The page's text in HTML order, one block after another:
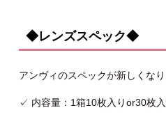
◆レンズスペック◆
アンヴィのスペックが新しくなり
✓ 内容量：1箱10枚入りor30枚入